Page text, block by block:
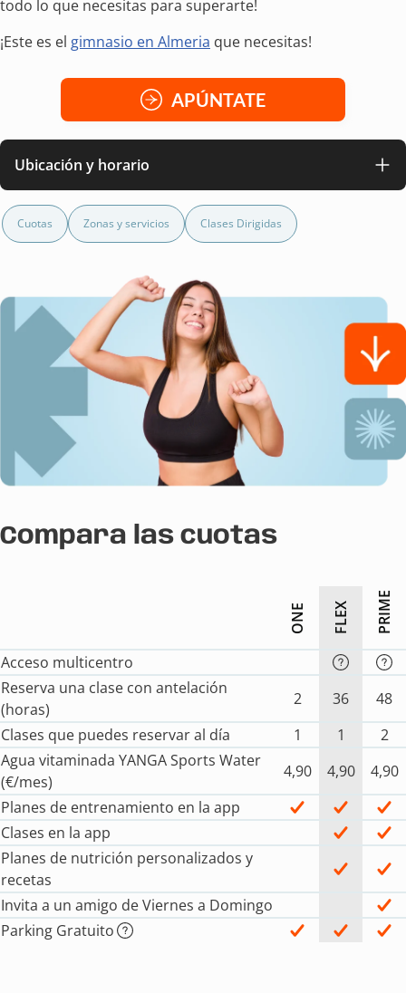
todo lo que necesitas para superarte!
¡Este es el gimnasio en Almeria que necesitas!
APÚNTATE
Ubicación y horario
Cuotas Zonas y servicios Clases Dirigidas
Compara las cuotas
ONE FLEX PRIME
Acceso multicentro
Reserva una clase con antelación
(horas)
2 36
48
Clases que puedes reservar al día
1 1
2
Agua vitaminada YANGA Sports Water
(€/mes)
4,90 4,90
4,90
Planes de entrenamiento en la app
Clases en la app
Planes de nutrición personalizados y
recetas
Invita a un amigo de Viernes a Domingo
Parking Gratuito